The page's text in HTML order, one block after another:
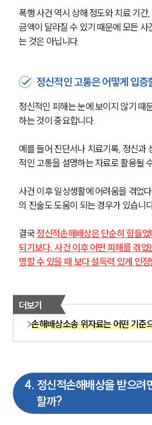
손해배상 · 민사
언론보도
공지사항
법률 블로
세미나
대륜법률상
대륜법률상담
폭행 사건 역시 상해 정도와 치료 기간
금액이 달라질 수 있기 때문에 모든 사
는 것은 아닙니다.
정신적인 고통은 어떻게 입증
정신적인 피해는 눈에 보이지 않기 때
하는 것이 중요합니다.
예를 들어 진단서나 치료기록, 정신과
적인 고통을 설명하는 자료로 활용될
사건 이후 일상생활에 어려움을 겪었
의 진술도 도움이 되는 경우가 있습니
결국 정신적손해배상은 단순히 힘들
되기보다, 사건 이후 어떤 피해를 겪
명할 수 있을 때 보다 설득력 있게 인
더보기
손해배상소송 위자료는 어떤 기준
4. 정신적손해배상을 받으려
할까?